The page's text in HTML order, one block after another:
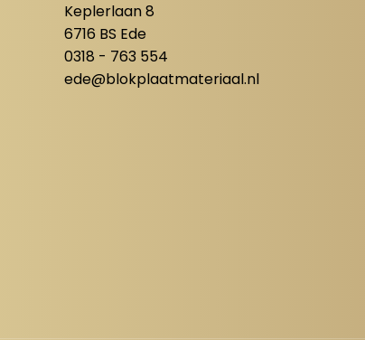
Keplerlaan 8
6716 BS Ede
0318 - 763 554
ede@blokplaatmateriaal.nl